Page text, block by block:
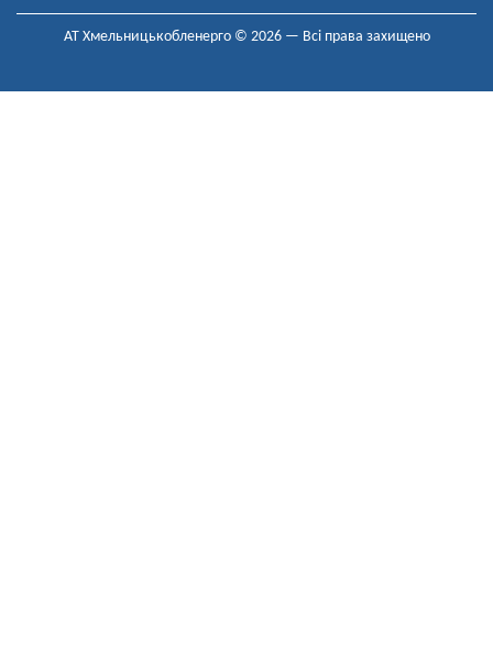
АТ Хмельницькобленерго © 2026 — Всі права захищено